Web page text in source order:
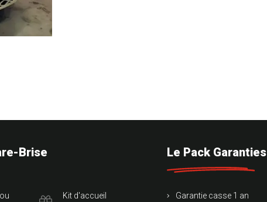
Brise
Kit d'accueil
Le Pack Garanties
Garantie casse 1 an